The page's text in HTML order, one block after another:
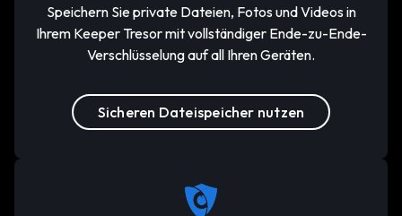
Speichern Sie private Dateien, Fotos und Videos in
Ihrem Keeper Tresor mit vollständiger Ende-zu-Ende-
Verschlüsselung auf all Ihren Geräten.
Sicheren Dateispeicher nutzen